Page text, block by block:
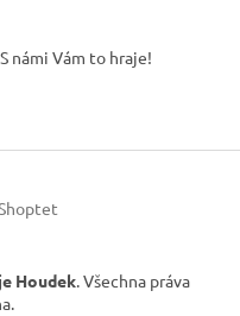
námi Vám to hraje!
Houdek. Všechna práva